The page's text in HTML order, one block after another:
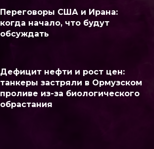
Переговоры США и Ирана:
когда начало, что будут
обсуждать
Дефицит нефти и рост цен:
танкеры застряли в Ормузском
проливе из-за биологического
обрастания